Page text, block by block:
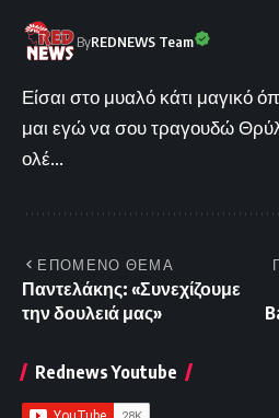
ByREDNEWS Team
Είσαι στο μυαλό κάτι μαγικό
μαι εγώ να σου τραγουδώ
ολέ...
ΕΠΟΜΕΝΟ ΘΕΜΑ
Παντελάκης: «Συνεχίζουμε
την δουλειά μας»
Rednews Youtube